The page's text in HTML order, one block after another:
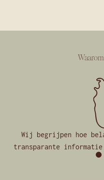
Wij begrijpen hoe
transparante